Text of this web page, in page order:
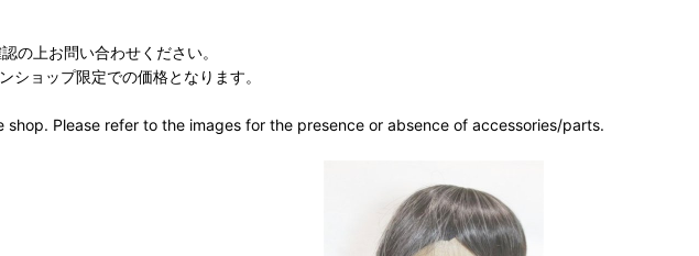
の上お問い合わせください。
ショップ限定での価格となります。
Please refer to the images for the presence or absence of accessories/parts.